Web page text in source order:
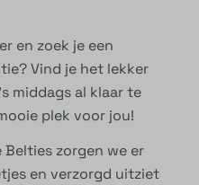
en zoek je een
Vind je het lekker
middags al klaar te
plek voor jou!
Belties zorgen we er
en verzorgd uitziet